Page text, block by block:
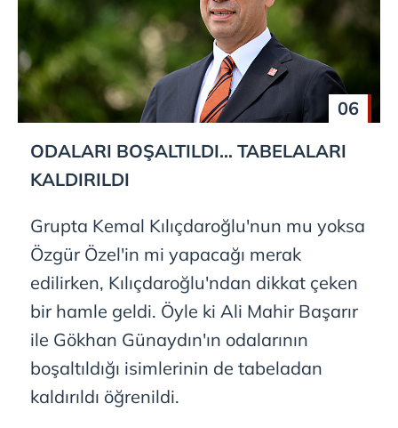
06
ODALARI BOŞALTILDI… TABELALARI
KALDIRILDI
Grupta Kemal Kılıçdaroğlu'nun mu yoksa
Özgür Özel'in mi yapacağı merak
edilirken, Kılıçdaroğlu'ndan dikkat çeken
bir hamle geldi. Öyle ki Ali Mahir Başarır
ile Gökhan Günaydın'ın odalarının
boşaltıldığı isimlerinin de tabeladan
kaldırıldı öğrenildi.